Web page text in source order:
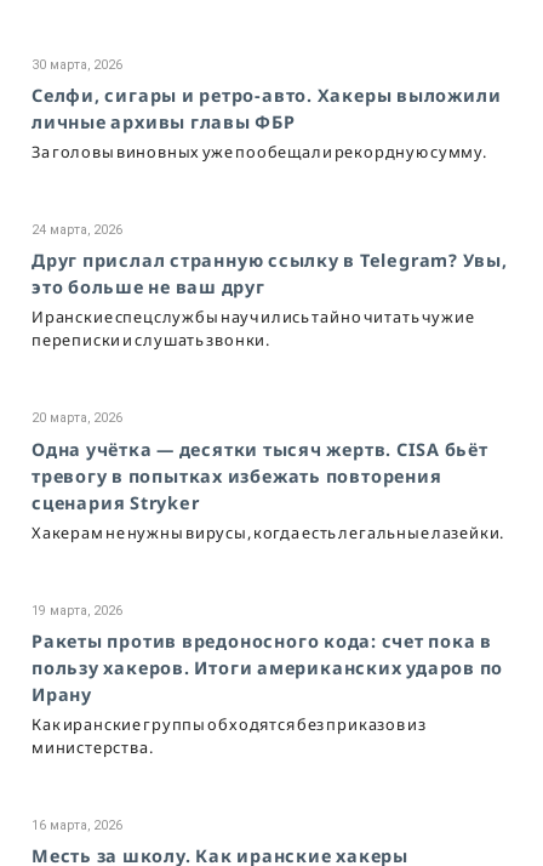
30 марта, 2026
Селфи, сигары и ретро-авто. Хакеры выложили
личные архивы главы ФБР
За головы виновных уже пообещали рекордную сумму.
24 марта, 2026
Друг прислал странную ссылку в Telegram? Увы,
это больше не ваш друг
Иранские спецслужбы научились тайно читать чужие
переписки и слушать звонки.
20 марта, 2026
Одна учётка — десятки тысяч жертв. CISA бьёт
тревогу в попытках избежать повторения
сценария Stryker
Хакерам не нужны вирусы, когда есть легальные лазейки.
19 марта, 2026
Ракеты против вредоносного кода: счет пока в
пользу хакеров. Итоги американских ударов по
Ирану
Как иранские группы обходятся без приказов из
министерства.
16 марта, 2026
Месть за школу. Как иранские хакеры